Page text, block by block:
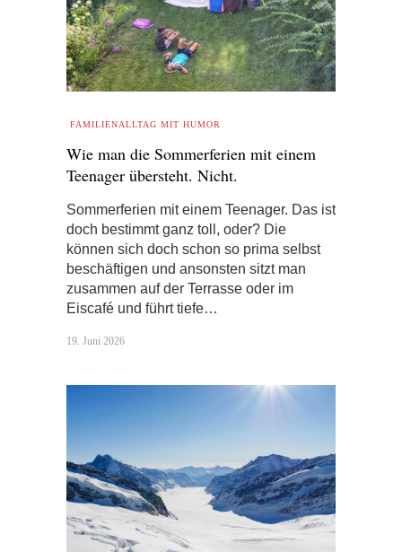
FAMILIENALLTAG MIT HUMOR
Wie man die Sommerferien mit einem
Teenager übersteht. Nicht.
Sommerferien mit einem Teenager. Das ist
doch bestimmt ganz toll, oder? Die
können sich doch schon so prima selbst
beschäftigen und ansonsten sitzt man
zusammen auf der Terrasse oder im
Eiscafé und führt tiefe…
19. Juni 2026